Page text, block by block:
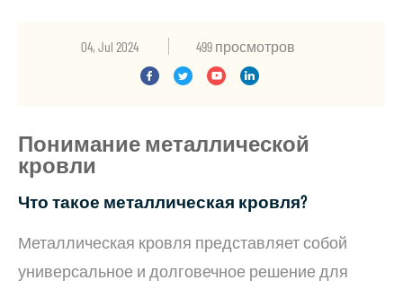
04, Jul 2024 499 просмотров
Понимание металлической
кровли
Что такое металлическая кровля?
Металлическая кровля представляет собой
универсальное и долговечное решение для